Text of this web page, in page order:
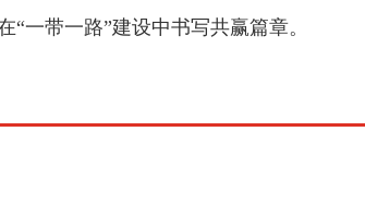
一带一路”建设中书写共赢篇章。